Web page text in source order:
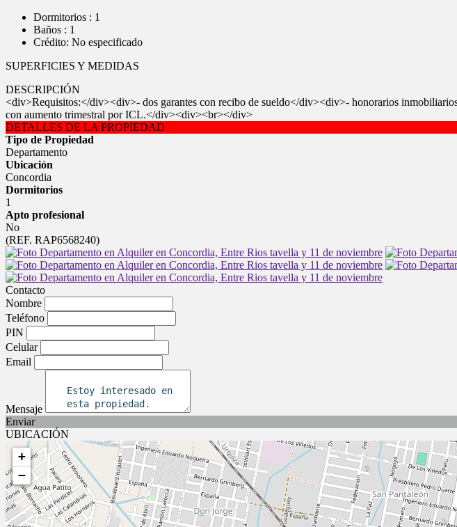
Dormitorios : 1
Baños : 1
Crédito: No especificado
SUPERFICIES Y MEDIDAS
DESCRIPCIÓN
<div>Requisitos:</div><div>- dos garantes con recibo de sueldo</div><div>- honorarios
con aumento trimestral por ICL.</div><div><br></div>
DETALLES DE LA PROPIEDAD
Tipo de Propiedad
Departamento
Ubicación
Concordia
Dormitorios
1
Apto profesional
No
(REF. RAP6568240)
Contacto
Nombre
Teléfono
PIN
Celular
Email
Mensaje
Enviar
UBICACIÓN
+
−